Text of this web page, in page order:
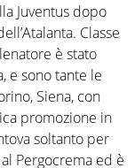
Juventus dopo
Classe
è stato
e sono tante le
Siena, con
promozione in
soltanto per
Pergocrema ed è